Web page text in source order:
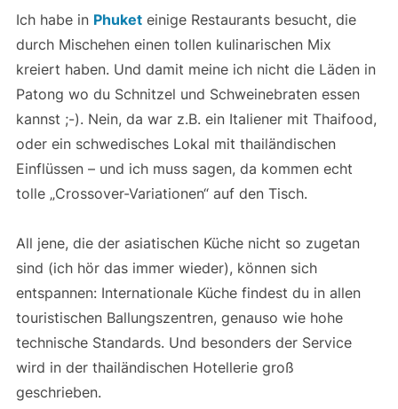
Ich habe in Phuketeinige Restaurants besucht, die
durch Mischehen einen tollen kulinarischen Mix
kreiert haben. Und damit meine ich nicht die Läden in
Patong wo du Schnitzel und Schweinebraten essen
kannst ;-). Nein, da war z.B. ein Italiener mit Thaifood,
oder ein schwedisches Lokal mit thailändischen
Einflüssen – und ich muss sagen, da kommen echt
tolle „Crossover-Variationen“ auf den Tisch.
All jene, die der asiatischen Küche nicht so zugetan
sind (ich hör das immer wieder), können sich
entspannen: Internationale Küche findest du in allen
touristischen Ballungszentren, genauso wie hohe
technische Standards. Und besonders der Service
wird in der thailändischen Hotellerie groß
geschrieben.